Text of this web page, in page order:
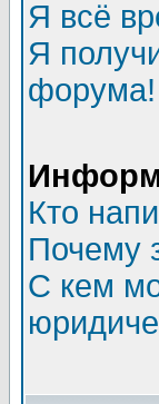
Я всё
Я
форума!
Кто
Почему
С кем